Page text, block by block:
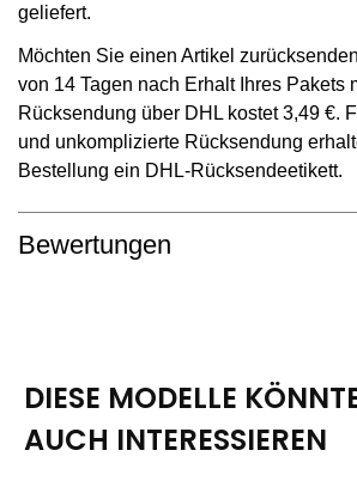
geliefert.
Möchten Sie einen Artikel
von 14 Tagen nach Erhalt Ihres Pakets
Rücksendung über DHL kostet 3,49 €.
und unkomplizierte Rücksendung
Bestellung ein DHL-Rücksendeetikett.
Bewertungen
DIESE MODELLE
AUCH INTERESSIEREN